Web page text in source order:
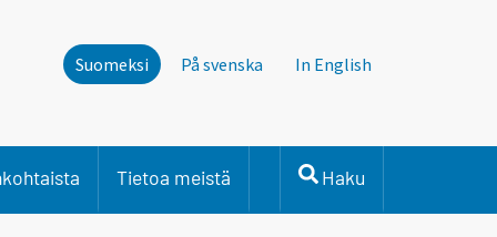
Suomeksi På svenska In English
Tietoa meistä Haku